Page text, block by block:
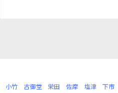
小竹 古御堂 栄田 佐摩 塩津 下市